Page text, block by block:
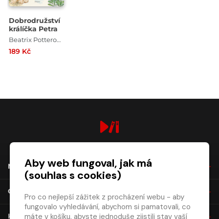
Dobrodružství
králíčka Petra
Beatrix Potterová , Beatrix Potter
189 Kč
NÁKUP
O SPOLEČNOSTI
KONTAKT
Aby web fungoval, jak má
(souhlas s cookies)
Pro co nejlepší zážitek z procházení webu - aby
fungovalo vyhledávání, abychom si pamatovali, co
máte v košíku, abyste jednoduše zjistili stav vaší